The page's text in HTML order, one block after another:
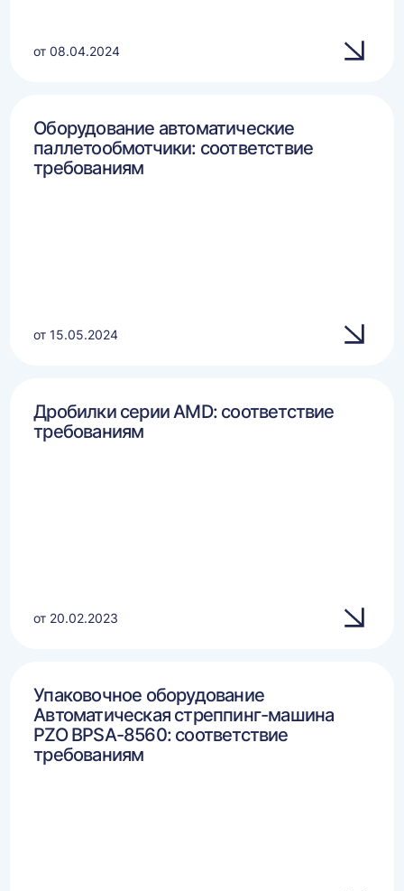
от 08.04.2024
Оборудование автоматические
паллетообмотчики: соответствие
требованиям
от 15.05.2024
Дробилки серии AMD: соответствие
требованиям
от 20.02.2023
Упаковочное оборудование
Автоматическая стреппинг-машина
PZO BPSA-8560: соответствие
требованиям